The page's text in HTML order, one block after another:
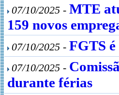
07/10/2025 - MTE
159 novos
07/10/2025 - FGTS
07/10/2025 -
durante férias